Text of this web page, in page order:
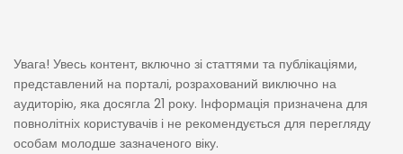
Увага! Увесь контент, включно зі статтями та публікаціями,
представлений на порталі, розрахований виключно на
аудиторію, яка досягла 21 року. Інформація призначена для
повнолітніх користувачів і не рекомендується для перегляду
особам молодше зазначеного віку.